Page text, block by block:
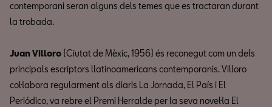
contemporani seran alguns dels temes que es tractaran durant
la trobada.
Juan Villoro (Ciutat de Mèxic, 1956) és reconegut com un dels
principals escriptors llatinoamericans contemporanis. Villoro
col·labora regularment als diaris La Jornada, El País i El
Periódico, va rebre el Premi Herralde per la seva novel·la El